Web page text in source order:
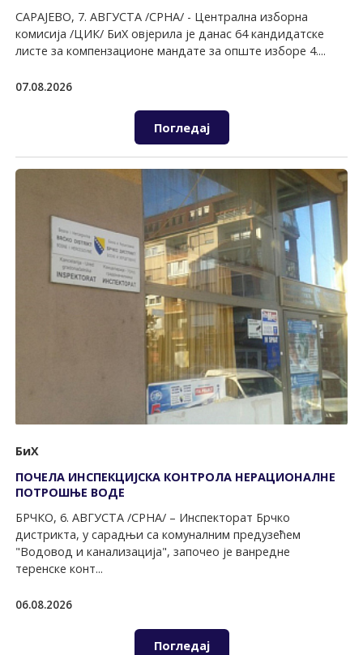
САРАЈЕВО, 7. АВГУСТА /СРНА/ - Централна изборна
комисија /ЦИК/ БиХ овјерила је данас 64 кандидатске
листе за компензационе мандате за oпште изборе 4....
07.08.2026
Погледај
БиХ
ПОЧЕЛА ИНСПЕКЦИЈСКА КОНTРОЛА НЕРАЦИОНАЛНЕ
ПОTРОШЊЕ ВОДЕ
БРЧКО, 6. АВГУСTА /СРНА/ – Инспекторат Брчко
дистрикта, у сарадњи са комуналним предузећем
"Водовод и канализација", започео је ванредне
теренске конт...
06.08.2026
Погледај